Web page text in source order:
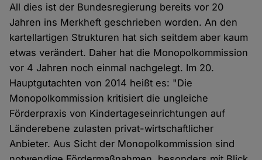
All dies ist der Bundesregierung bereits vor 20
Jahren ins Merkheft geschrieben worden. An den
kartellartigen Strukturen hat sich seitdem aber kaum
etwas verändert. Daher hat die Monopolkommission
vor 4 Jahren noch einmal nachgelegt. Im 20.
Hauptgutachten von 2014 heißt es: "Die
Monopolkommission kritisiert die ungleiche
Förderpraxis von Kindertageseinrichtungen auf
Länderebene zulasten privat-wirtschaftlicher
Anbieter. Aus Sicht der Monopolkommission sind